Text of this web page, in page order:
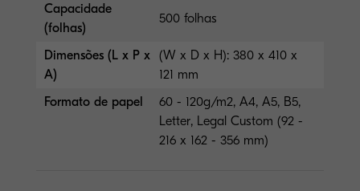
Capacidade
(folhas)
500 folhas
Dimensões (L x P x
A)
(W x D x H): 380 x 410 x
121 mm
Formato de papel
60 - 120g/m2, A4, A5, B5,
Letter, Legal Custom (92 -
216 x 162 - 356 mm)